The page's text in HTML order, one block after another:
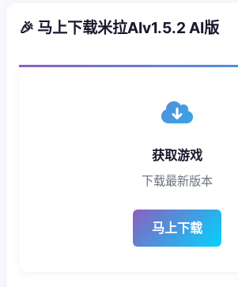
🎉 马上下载米拉AIv1.5.2 AI版
获取游戏
下载最新版本
马上下载